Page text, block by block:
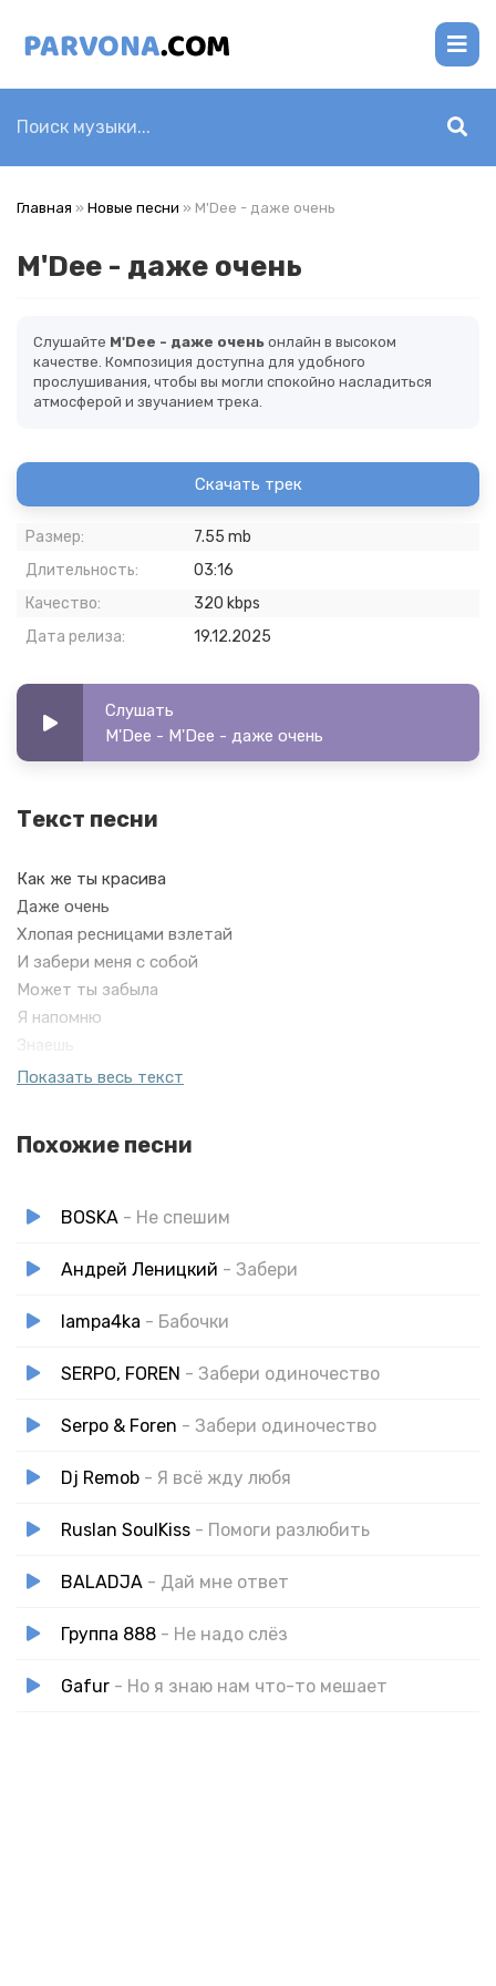
Главная » Новые песни » M'Dee - даже очень
M'Dee - даже очень
Слушайте M'Dee - даже очень онлайн в высоком
качестве. Композиция доступна для удобного
прослушивания, чтобы вы могли спокойно насладиться
атмосферой и звучанием трека.
Скачать трек
Размер:
7.55 mb
Длительность:
03:16
Качество:
320 kbps
Дата релиза:
19.12.2025
Слушать
M'Dee - M'Dee - даже очень
Текст песни
Как же ты красива
Даже очень
Хлопая ресницами взлетай
И забери меня с собой
Может ты забыла
Я напомню
Знаешь
Как же ты красива
И забери меня с собой
Показать весь текст
Похожие песни
BOSKA - Не спешим
Андрей Леницкий - Забери
lampa4ka - Бабочки
SERPO, FOREN - Забери одиночество
Serpo & Foren - Забери одиночество
Dj Remob - Я всё жду любя
Ruslan SoulKiss - Помоги разлюбить
BALADJA - Дай мне ответ
Группа 888 - Не надо слёз
Gafur - Но я знаю нам что-то мешает